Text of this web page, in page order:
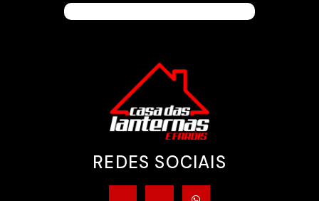
REDES SOCIAIS